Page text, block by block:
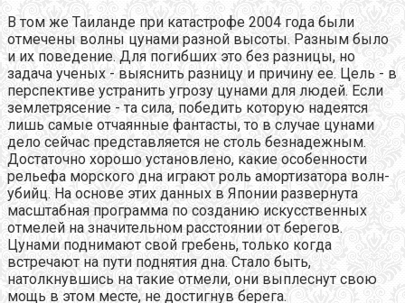
В том же Таиланде при катастрофе 2004 года были
отмечены волны цунами разной высоты. Разным было
и их поведение. Для погибших это без разницы, но
задача ученых - выяснить разницу и причину ее. Цель - в
перспективе устранить угрозу цунами для людей. Если
землетрясение - та сила, победить которую надеятся
лишь самые отчаянные фантасты, то в случае цунами
дело сейчас представляется не столь безнадежным.
Достаточно хорошо установлено, какие особенности
рельефа морского дна играют роль амортизатора волн-
убийц. На основе этих данных в Японии развернута
масштабная программа по созданию искусственных
отмелей на значительном расстоянии от берегов.
Цунами поднимают свой гребень, только когда
встречают на пути поднятия дна. Стало быть,
натолкнувшись на такие отмели, они выплеснут свою
мощь в этом месте, не достигнув берега.